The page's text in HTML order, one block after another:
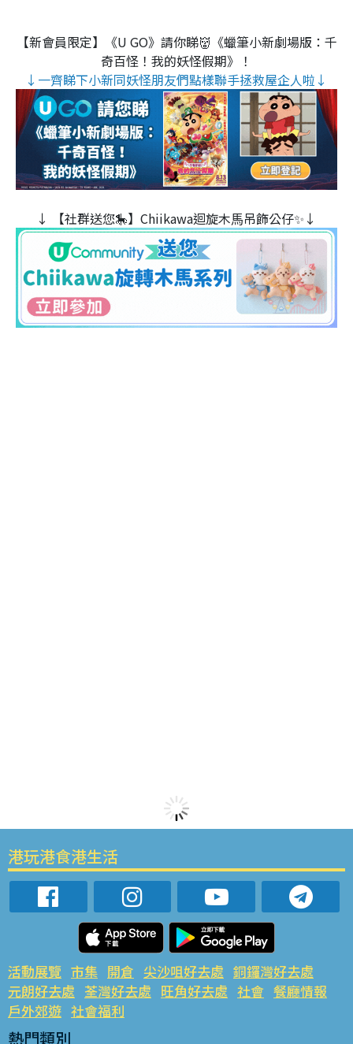
【新會員限定】《U GO》請你睇👹《蠟筆小新劇場版：千
奇百怪！我的妖怪假期》！
↓一齊睇下小新同妖怪朋友們點樣聯手拯救屋企人啦↓
↓ 【社群送您🎠】Chiikawa迴旋木⾺吊飾公仔✨↓
港玩港食港生活
活動展覽 市集 開倉 尖沙咀好去處 銅鑼灣好去處
元朗好去處 荃灣好去處 旺角好去處 社會 餐廳情報
戶外郊遊 社會福利
熱門類別